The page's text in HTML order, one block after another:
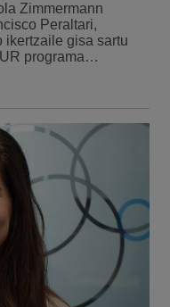
Zimmermann
Peraltari,
ikertzaile gisa sartu
programa…